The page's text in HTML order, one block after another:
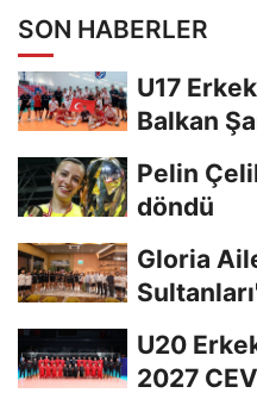
SON HABERLER
U17
Balkan
Pelin
döndü
Gloria
U20
2027